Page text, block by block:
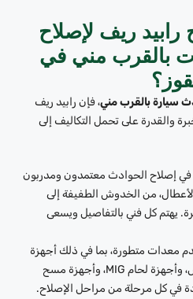
رابيد ريف لإصلاح
بالقرب مني في
سيارة بالقرب مني، فإن رابيد ريف
والقدرة على تحمل التكاليف إلى
إصلاح الحوادث معتمدون ومدربون
من الخدوش الطفيفة إلى
يهتم كل فني بالتفاصيل ويسعى
معدات متطورة، بما في ذلك أجهزة
تقويم الهياكل، وحجرات الرش، وأجهزة لحام MIG، وأجهزة مسح
في كل مرحلة من مراحل الإصلاح.